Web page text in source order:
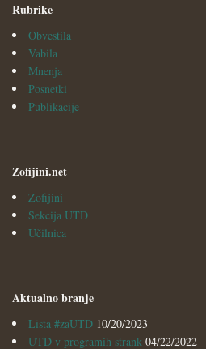
Rubrike
Obvestila
Vabila
Mnenja
Posnetki
Publikacije
Zofijini.net
Zofijini
Sekcija UTD
Učilnica
Aktualno branje
Lista #zaUTD 10/20/2023
UTD v programih strank 04/22/2022